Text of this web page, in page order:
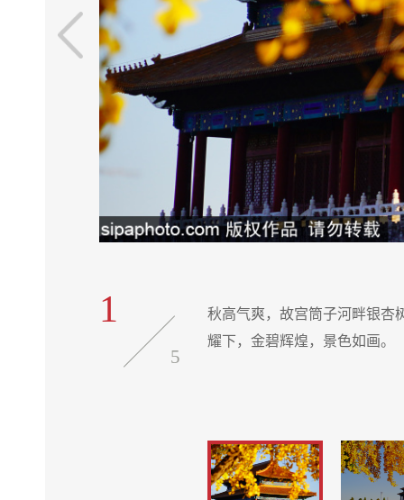
1
5
秋高气爽，故宫筒子河畔银杏
耀下，金碧辉煌，景色如画。